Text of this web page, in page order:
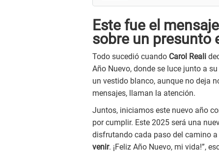
Este fue el
sobre un presunto
Todo sucedió cuando Carol Reali
Año Nuevo, donde se luce junto a
un vestido blanco, aunque no deja
mensajes, llaman la atención.
Juntos, iniciamos este nuevo año
por cumplir. Este 2025 será una
disfrutando cada paso del camino
venir. ¡Feliz Año Nuevo, mi vida!”,